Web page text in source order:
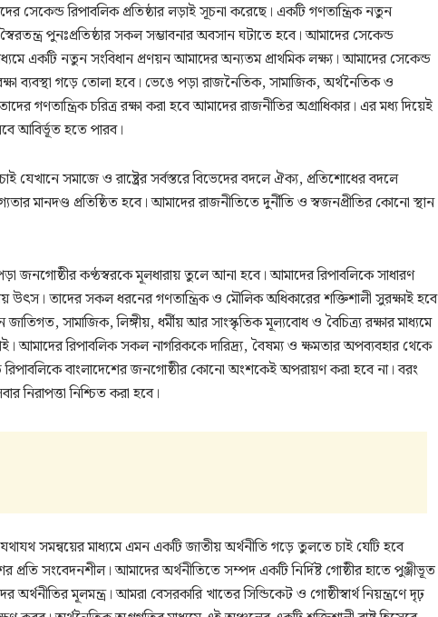
রিপাবলিক প্রতিষ্ঠার লড়াই সূচনা করেছে। একটি গণতান্ত্রিক নতুন
পুনঃপ্রতিষ্ঠার সকল সম্ভাবনার অবসান ঘটাতে হবে। আমাদের সেকেন্ড
একটি নতুন সংবিধান প্রণয়ন আমাদের অন্যতম প্রাথমিক লক্ষ্য। আমাদের সেকেন্ড
ব্যবস্থা গড়ে তোলা হবে। ভেঙে পড়া রাজনৈতিক, সামাজিক, অর্থনৈতিক ও
গণতান্ত্রিক চরিত্র রক্ষা করা হবে আমাদের রাজনীতির অগ্রাধিকার। এর মধ্য দিয়েই
আবির্ভূত হতে পারব।
সমাজে ও রাষ্ট্রের সর্বস্তরে বিভেদের বদলে ঐক্য, প্রতিশোধের বদলে
মানদণ্ড প্রতিষ্ঠিত হবে। আমাদের রাজনীতিতে দুর্নীতি ও স্বজনপ্রীতির কোনো স্থান
জনগোষ্ঠীর কণ্ঠস্বরকে মূলধারায় তুলে আনা হবে। আমাদের রিপাবলিকে সাধারণ
উৎস। তাদের সকল ধরনের গণতান্ত্রিক ও মৌলিক অধিকারের শক্তিশালী সুরক্ষাই হবে
জাতিগত, সামাজিক, লিঙ্গীয়, ধর্মীয় আর সাংস্কৃতিক মূল্যবোধ ও বৈচিত্র্য রক্ষার মাধ্যমে
আমাদের রিপাবলিক সকল নাগরিককে দারিদ্র্য, বৈষম্য ও ক্ষমতার অপব্যবহার থেকে
বাংলাদেশের জনগোষ্ঠীর কোনো অংশকেই অপরায়ণ করা হবে না। বরং
নিরাপত্তা নিশ্চিত করা হবে।
সমন্বয়ের মাধ্যমে এমন একটি জাতীয় অর্থনীতি গড়ে তুলতে চাই যেটি হবে
প্রতি সংবেদনশীল। আমাদের অর্থনীতিতে সম্পদ একটি নির্দিষ্ট গোষ্ঠীর হাতে পুঞ্জীভূত
মূলমন্ত্র। আমরা বেসরকারি খাতের সিন্ডিকেট ও গোষ্ঠীস্বার্থ নিয়ন্ত্রণে দৃঢ়